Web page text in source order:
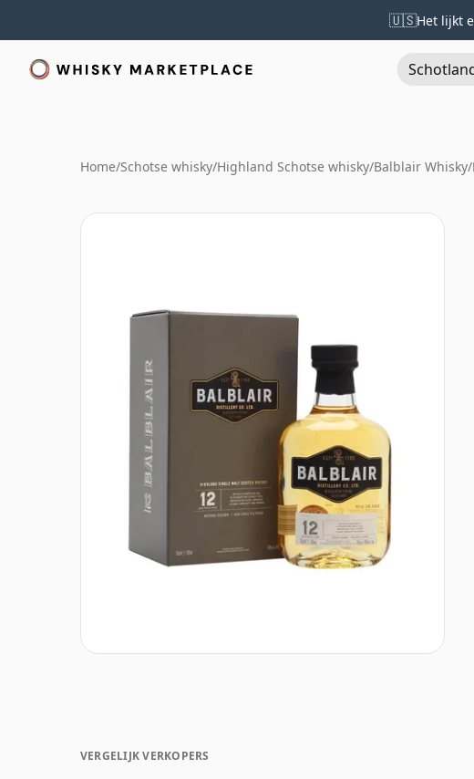
🇺🇸Het lijkt
Home/Schotse whisky/Highland Schotse whisky/Balblair Whisky/
VERGELIJK VERKOPERS